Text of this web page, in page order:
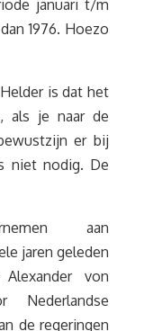
januari t/m
1976. Hoezo
is dat het
als je naar de
er bij
niet nodig. De
aan
jaren geleden
von
de regeringen